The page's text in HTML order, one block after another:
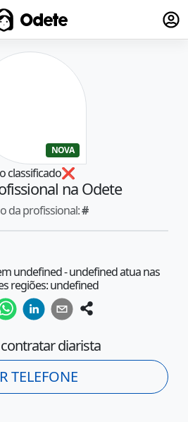
Odete
NOVA
classificado❌
na Odete
da profissional:#
undefined - undefined atua nas
regiões: undefined
diarista
TELEFONE